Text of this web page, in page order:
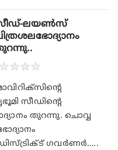
ലയൺസ്
★★★★
സീഡിന്റെ
തുറന്നു. ചൊവ്വ
ഗവർണർ…..